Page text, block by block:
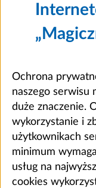
Ochrona
naszego serwisu
duże znaczenie.
wykorzystanie i
użytkownikach
minimum
usług na
cookies